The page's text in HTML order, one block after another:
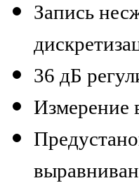
Запись
36 дБ
Измерение